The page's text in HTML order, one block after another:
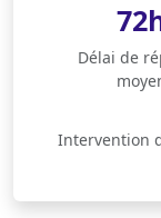
Délai de
Intervention